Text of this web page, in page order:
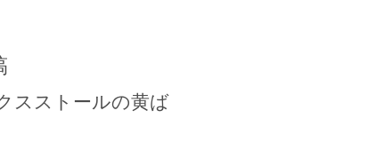
スストールの黄ば